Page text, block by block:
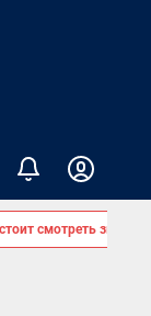
смотреть